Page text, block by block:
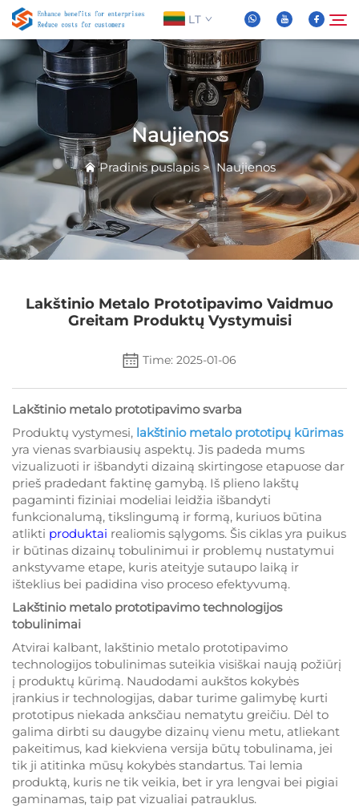
LT
Apie Mus
Produktai
Naujienos
DUK
Paieška
Naujienos
Pradinis puslapis>Naujienos
Lakštinio Metalo Prototipavimo Vaidmuo
Greitam Produktų Vystymuisi
Time: 2025-01-06
Lakštinio metalo prototipavimo svarba
Produktų vystymesi, lakštinio metalo prototipų kūrimas
yra vienas svarbiausių aspektų. Jis padeda mums
vizualizuoti ir išbandyti dizainą skirtingose etapuose dar
prieš pradedant faktinę gamybą. Iš plieno lakštų
pagaminti fiziniai modeliai leidžia išbandyti
funkcionalumą, tikslingumą ir formą, kuriuos būtina
atlikti produktai realiomis sąlygoms. Šis ciklas yra puikus
ir būtinas dizainų tobulinimui ir problemų nustatymui
ankstyvame etape, kuris ateityje sutaupo laiką ir
išteklius bei padidina viso proceso efektyvumą.
Lakštinio metalo prototipavimo technologijos
tobulinimai
Atvirai kalbant, lakštinio metalo prototipavimo
technologijos tobulinimas suteikia visiškai naują požiūrį
į produktų kūrimą. Naudodami aukštos kokybės
įrankius ir technologijas, dabar turime galimybę kurti
prototipus niekada anksčiau nematytu greičiu. Dėl to
galima dirbti su daugybe dizainų vienu metu, atliekant
pakeitimus, kad kiekviena versija būtų tobulinama, jei
tik ji atitinka mūsų kokybės standartus. Tai lemia
produktą, kuris ne tik veikia, bet ir yra lengvai bei pigiai
gaminamas, taip pat vizualiai patrauklus.